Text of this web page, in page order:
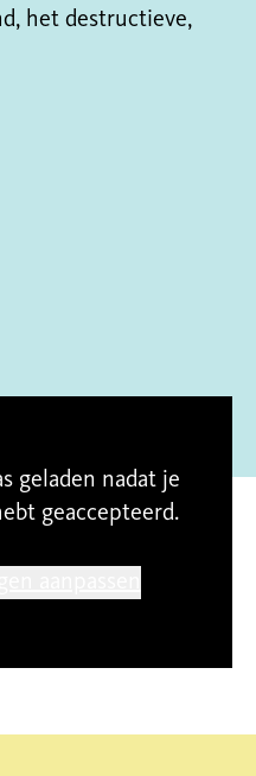
het destructieve,
geladen nadat je
geaccepteerd.
door